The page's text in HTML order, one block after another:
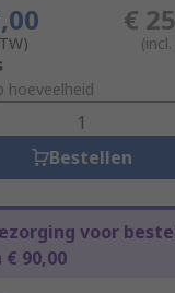
€
hoeveelheid
Bestellen
voor
90,00